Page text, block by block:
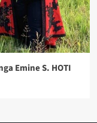
Emine S. HOTI